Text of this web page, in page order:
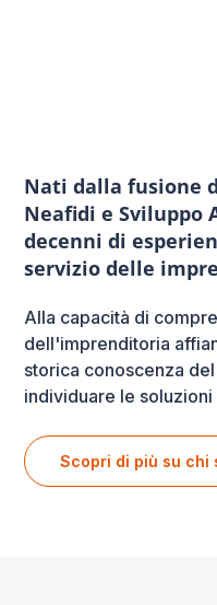
Nati dalla fusione
Neafidi e Sviluppo
decenni di
servizio delle
Alla capacità di
dell'imprenditoria
storica conoscenza
individuare le
Scopri di più su chi